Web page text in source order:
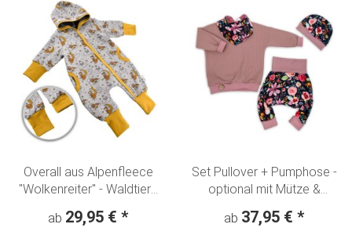
Overall aus Alpenfleece
"Wolkenreiter" - Waldtiere
ab 29,95 € *
Set Pullover + Pumphose -
optional mit Mütze &
Aquarell" nachtblau
ab 37,95 € *